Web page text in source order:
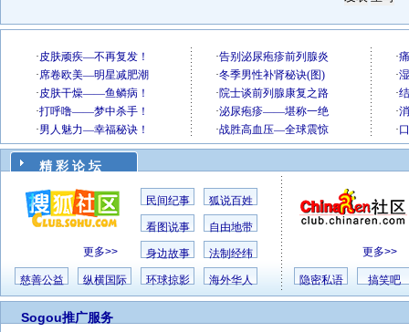
精 彩 论 坛
更多>>
民间纪事 狐说百姓
看图说事 自由地带
身边故事 法制经纬
慈善公益 纵横国际 环球掠影 海外华人
更多>>
隐密私语 搞笑吧
Sogou推广服务